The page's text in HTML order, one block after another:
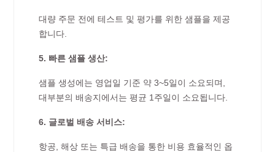
대량 주문 전에 테스트 및 평가를 위한 샘플을 제공
합니다.
5. 빠른 샘플 생산:
샘플 생성에는 영업일 기준 약 3~5일이 소요되며,
대부분의 배송지에서는 평균 1주일이 소요됩니다.
6. 글로벌 배송 서비스:
항공, 해상 또는 특급 배송을 통한 비용 효율적인 옵